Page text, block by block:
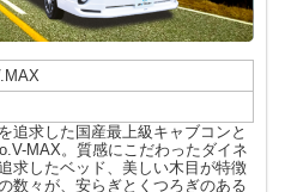
追求した国産最上級キャブコンと
MAX。質感にこだわったダイネ
求したベッド、美しい木目が特徴
数々が、安らぎとくつろぎのある